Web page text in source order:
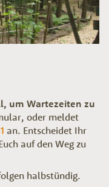
um Wartezeiten zu
oder meldet
an. Entscheidet Ihr
auf den Weg zu
halbstündig.